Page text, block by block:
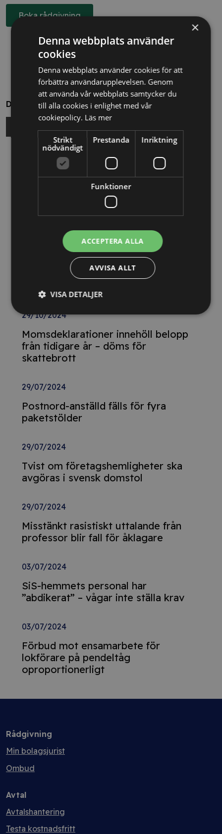
Boka rådgivning
Dela
Relaterade nyheter
Nya Världsbanksregler öppnar för
svenska företag – lär dig vinna
Detta innebär
29/10/2024
Momsdeklarationer innehöll belopp
från tidigare år – döms för
skattebrott
29/07/2024
Postnord-anställd fälls för fyra
paketstölder
29/07/2024
Tvist om företagshemligheter ska
avgöras i svensk domstol
29/07/2024
Misstänkt rasistiskt uttalande från
professor blir fall för åklagare
03/07/2024
SiS-hemmets personal har
”abdikerat” – vågar inte ställa krav
03/07/2024
Förbud mot ensamarbete för
lokförare på pendeltåg
oproportionerligt
Rådgivning
Min bolagsjurist
Ombud
Avtal
Avtalshantering
Testa kostnadsfritt
×
Denna webbplats använder
cookies
Denna webbplats använder cookies för att
förbättra användarupplevelsen. Genom
att använda vår webbplats samtycker du
till alla cookies i enlighet med vår
cookiepolicy. Läs mer
Strikt
nödvändigt
Prestanda Inriktning
Funktioner
ACCEPTERA ALLA
AVVISA ALLT
VISA DETALJER